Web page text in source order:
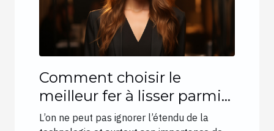
Comment choisir le
meilleur fer à lisser parmi
les nouvelles inventions ?
L’on ne peut pas ignorer l’étendu de la